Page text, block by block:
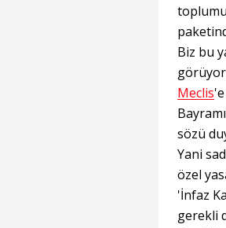
Biz bu
Meclis
sözü
Yani
özel
'İnfaz
gerekli